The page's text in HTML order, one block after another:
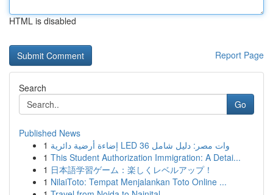
HTML is disabled
Report Page
Search
Go
Published News
1
إضاءة أرضية دائرية LED 36 وات مصر: دليل شامل
1 This Student Authorization Immigration: A Detai...
1 日本語学習ゲーム：楽しくレベルアップ！
1 NilaiToto: Tempat Menjalankan Toto Online ...